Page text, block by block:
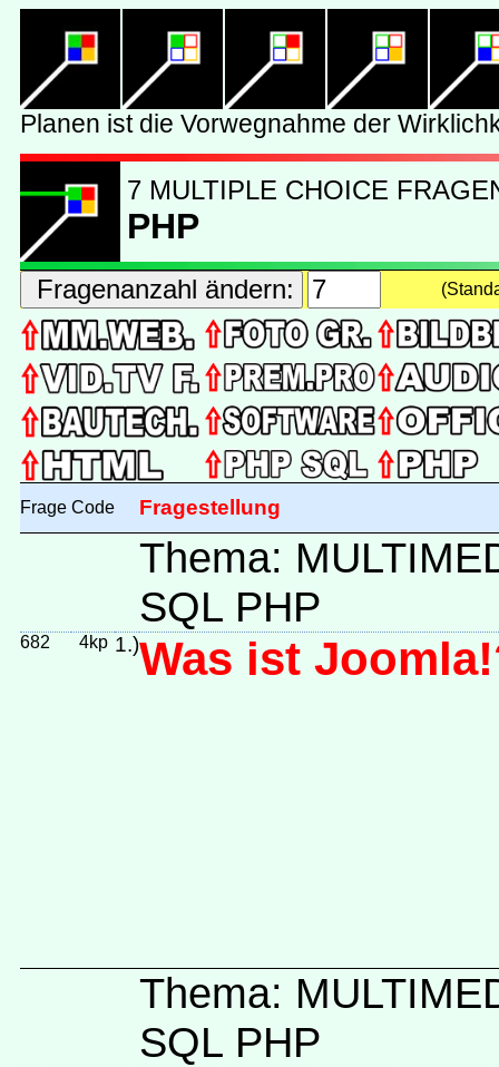
7 MULTIPLE CHOICE
PHP
Frage Code Fragestellung
Thema:
SQL PHP
682 4kp 1.)Was ist
Thema:
SQL PHP